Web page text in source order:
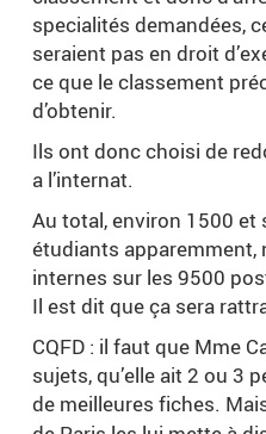
specialités demandées,
seraient pas en droit
ce que le classement
d’obtenir.
Ils ont donc choisi de
a l’internat.
Au total, environ 1500
étudiants apparemment,
internes sur les 9500
Il est dit que ça sera
CQFD : il faut que Mme
sujets, qu’elle ait 2 ou 3
de meilleures fiches.